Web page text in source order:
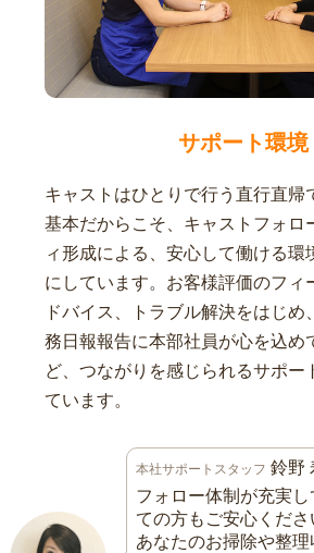
サポート環境
キャストはひとりで行う直行直帰
基本だからこそ、キャストフォロ
ィ形成による、安心して働ける環
にしています。お客様評価のフィ
ドバイス、トラブル解決をはじめ
務日報報告に本部社員が心を込め
ど、つながりを感じられるサポー
ています。
本社サポートスタッフ 鈴野
フォロー体制が充実
ての方もご安心くださ
あなたのお掃除や整